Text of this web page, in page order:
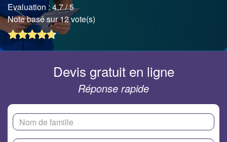
Evaluation :4.7/ 5
Note basé sur 12 vote(s)
Devis gratuit en ligne
Réponse rapide